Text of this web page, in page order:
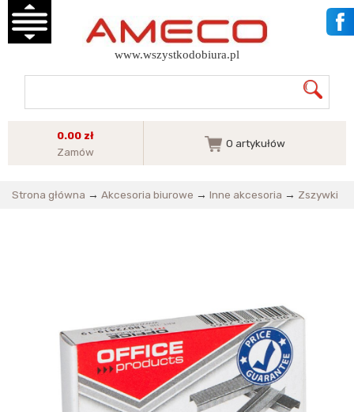
www.wszystkodobiura.pl
0.00 zł
Zamów
0 artykułów
Strona główna → Akcesoria biurowe → Inne akcesoria → Zszywki